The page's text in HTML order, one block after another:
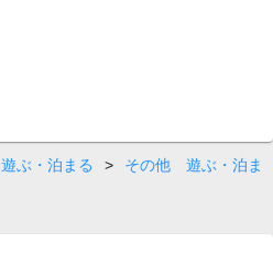
遊ぶ・泊まる >
その他 遊ぶ・泊ま